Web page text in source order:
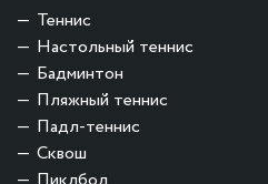
Теннис
Настольный теннис
Бадминтон
Пляжный теннис
Падл-теннис
Сквош